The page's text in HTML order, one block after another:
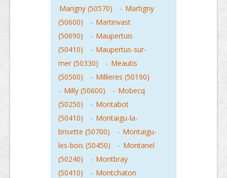
Marigny (50570)
- Martigny
(50600)
- Martinvast
(50690)
- Maupertuis
(50410)
- Maupertus-sur-
mer (50330)
- Meautis
(50500)
- Millieres (50190)
- Milly (50600) - Mobecq
(50250)
- Montabot
(50410)
- Montaigu-la-
brisette (50700)
- Montaigu-
les-bois (50450)
- Montanel
(50240)
- Montbray
(50410)
- Montchaton